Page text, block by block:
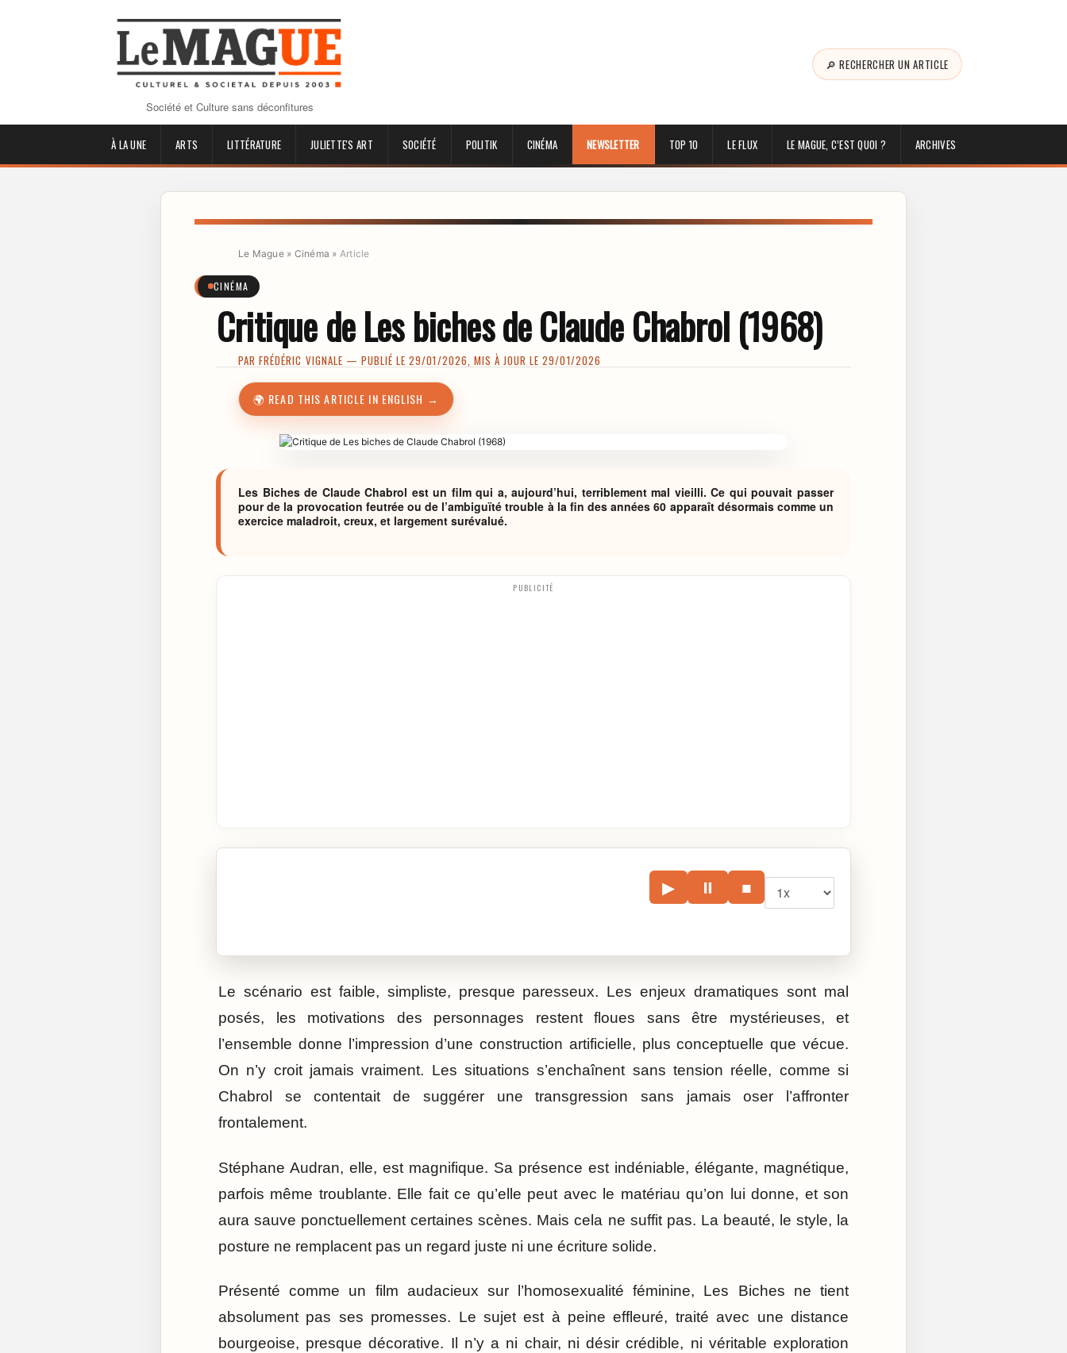
Société et Culture sans déconfitures
🔎 RECHERCHER UN ARTICLE
À LA UNE ARTS LITTÉRATURE JULIETTE'S ART SOCIÉTÉ POLITIK CINÉMA NEWSLETTER TOP 10 LE FLUX LE MAGUE, C’EST QUOI ? ARCHIVES
Le Mague» Cinéma » Article
CINÉMA
Critique de Les biches de Claude Chabrol (1968)
PARFRÉDÉRIC VIGNALE — PUBLIÉ LE 29/01/2026, MIS À JOUR LE 29/01/2026
🌍 READ THIS ARTICLE IN ENGLISH →
Les Biches de Claude Chabrol est un film qui a, aujourd’hui, terriblement mal vieilli. Ce qui pouvait passer
pour de la provocation feutrée ou de l’ambiguïté trouble à la fin des années 60 apparaît désormais comme un
exercice maladroit, creux, et largement surévalué.
PUBLICITÉ
▶ ⏸ ■
Le scénario est faible, simpliste, presque paresseux. Les enjeux dramatiques sont mal
posés, les motivations des personnages restent floues sans être mystérieuses, et
l’ensemble donne l’impression d’une construction artificielle, plus conceptuelle que vécue.
On n’y croit jamais vraiment. Les situations s’enchaînent sans tension réelle, comme si
Chabrol se contentait de suggérer une transgression sans jamais oser l’affronter
frontalement.
Stéphane Audran, elle, est magnifique. Sa présence est indéniable, élégante, magnétique,
parfois même troublante. Elle fait ce qu’elle peut avec le matériau qu’on lui donne, et son
aura sauve ponctuellement certaines scènes. Mais cela ne suffit pas. La beauté, le style, la
posture ne remplacent pas un regard juste ni une écriture solide.
Présenté comme un film audacieux sur l’homosexualité féminine, Les Biches ne tient
absolument pas ses promesses. Le sujet est à peine effleuré, traité avec une distance
bourgeoise, presque décorative. Il n’y a ni chair, ni désir crédible, ni véritable exploration